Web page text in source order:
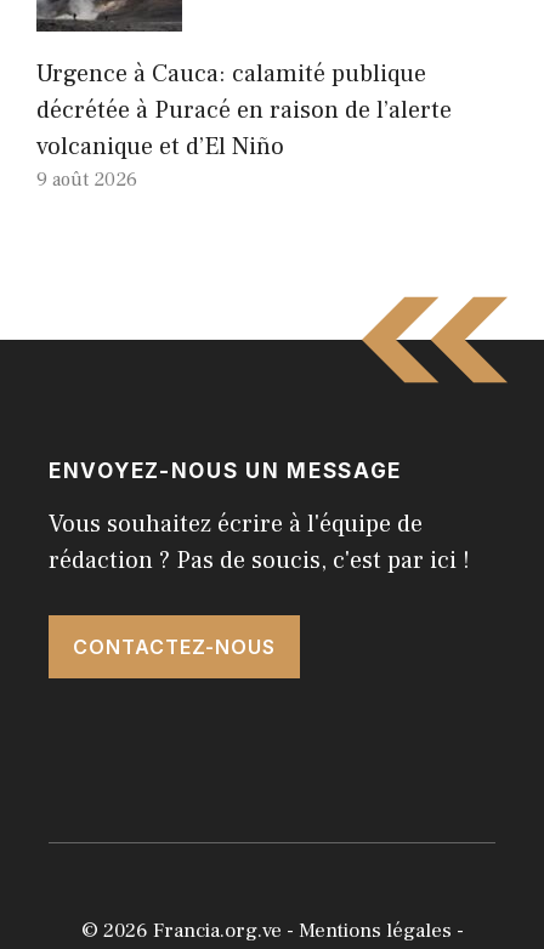
Urgence à Cauca: calamité publique
décrétée à Puracé en raison de l’alerte
volcanique et d’El Niño
9 août 2026
ENVOYEZ-NOUS UN MESSAGE
Vous souhaitez écrire à l'équipe de
rédaction ? Pas de soucis, c'est par ici !
CONTACTEZ-NOUS
© 2026 Francia.org.ve - Mentions légales -